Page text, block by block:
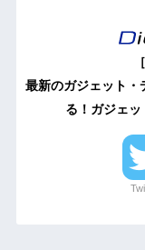
最新のガジェット・
る！ガジェ